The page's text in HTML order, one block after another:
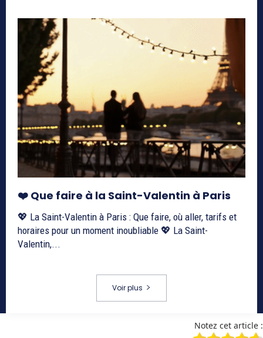
❤️ Que faire à la Saint-Valentin à Paris
💖 La Saint-Valentin à Paris : Que faire, où aller, tarifs et
horaires pour un moment inoubliable 💖 La Saint-
Valentin,...
Voir plus
Notez cet article :